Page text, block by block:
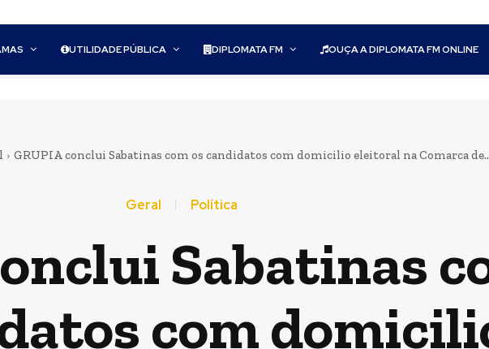
UTILIDADE PÚBLICA DIPLOMATA FM OUÇA A DIPLOMATA FM ONLINE
GRUPIA conclui Sabatinas com os candidatos com domicilio eleitoral na Comarca
Geral Política
Sabatinas
com